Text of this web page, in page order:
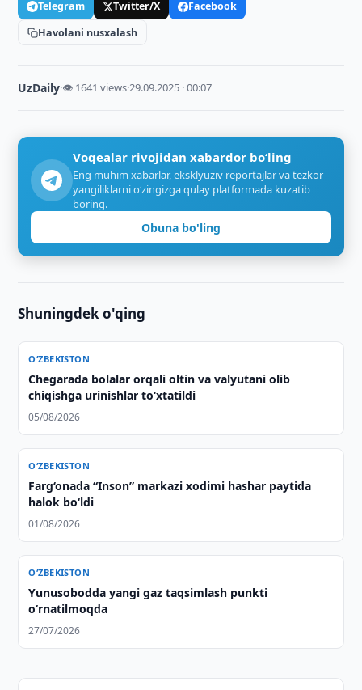
Telegram Twitter/X
Facebook
Havolani nusxalash
UzDaily·👁 1641 views·29.09.2025 · 00:07
Voqealar rivojidan xabardor bo‘ling
Eng muhim xabarlar, eksklyuziv reportajlar va tezkor
yangiliklarni o‘zingizga qulay platformada kuzatib
boring.
Obuna bo'ling
Shuningdek o'qing
O‘ZBEKISTON
Chegarada bolalar orqali oltin va valyutani olib
chiqishga urinishlar to‘xtatildi
05/08/2026
O‘ZBEKISTON
Farg‘onada “Inson” markazi xodimi hashar paytida
halok bo‘ldi
01/08/2026
O‘ZBEKISTON
Yunusobodda yangi gaz taqsimlash punkti
o‘rnatilmoqda
27/07/2026